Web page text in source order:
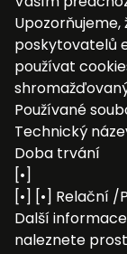
poskytovatelů
používat
Používané
Technický
Doba trvání
[•]
[•] [•] Relační
Další
naleznete